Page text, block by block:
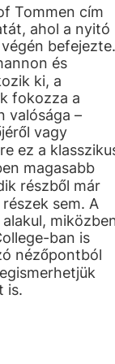
Tommen cím
ahol a nyitó
befejezte.
és
ki, a
fokozza a
valósága –
vagy
ez a
magasabb
részből már
sem. A
ban is
nézőpontból
is.